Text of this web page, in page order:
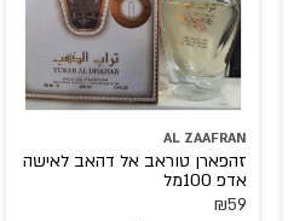
AL ZAAFRAN
זהפארן טוראב אל דהאב לאישה
אדפ 100מל
₪59